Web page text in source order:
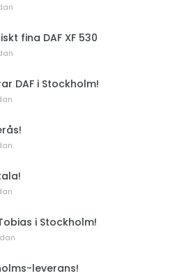
fina DAF XF 530
DAF i Stockholm!
i Stockholm!
leverans!